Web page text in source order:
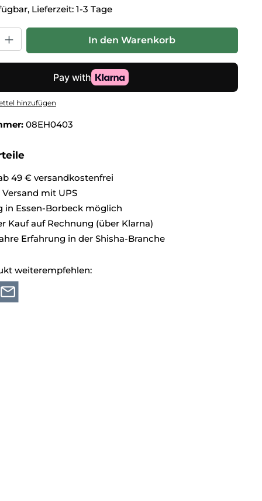
Lieferzeit: 1-3 Tage
Gib den gewünschten Wert ein oder benutze die
In den Warenkorb
hinzufügen
08EH0403
49 € versandkostenfrei
mit UPS
in Essen-Borbeck möglich
Kauf auf Rechnung (über Klarna)
Erfahrung in der Shisha-Branche
weiterempfehlen: